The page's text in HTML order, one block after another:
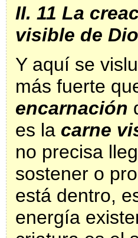
II. 11 La
visible de
Y aquí se
más fuerte
encarnación
es la carne
no precisa
sostener o
está dentro,
energía